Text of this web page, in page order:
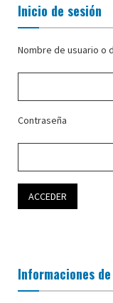
Inicio de sesión
Nombre de usuario o
Contraseña
Informaciones